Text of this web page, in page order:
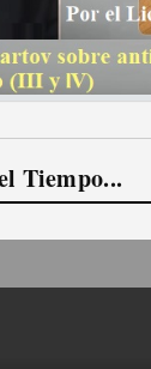
Tiempo...